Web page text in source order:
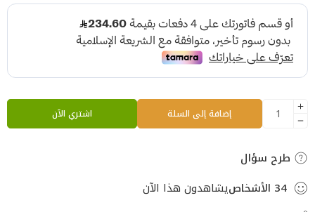
إضافة إلى السلة اشتري الآن
طرح سؤال
34 الأشخاصيشاهدون هذا الآن